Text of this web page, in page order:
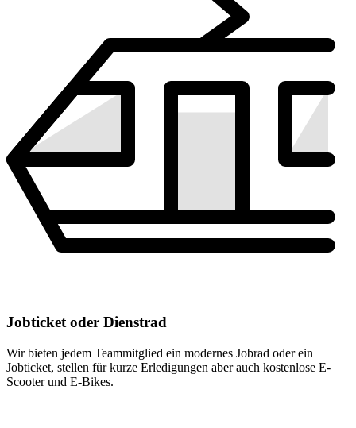
Jobticket oder Dienstrad
Wir bieten jedem Teammitglied ein modernes Jobrad oder ein
Jobticket, stellen für kurze Erledigungen aber auch kostenlose E-
Scooter und E-Bikes.